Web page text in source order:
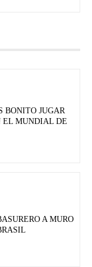
BONITO JUGAR
EL MUNDIAL DE
A MURO